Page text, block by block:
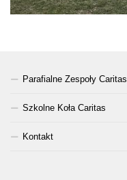
Parafialne Zespoły Caritas
Szkolne Koła Caritas
Kontakt